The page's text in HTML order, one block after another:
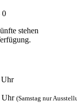
0
stehen
Uhr
Uhr (Samstag nur